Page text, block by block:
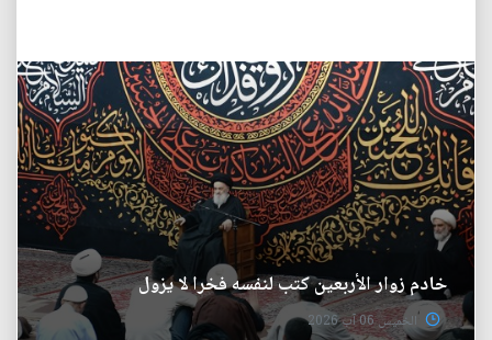
خادم زوار الأربعين كتب لنفسه فخرا لا يزول
الخميس 06 آب 2026